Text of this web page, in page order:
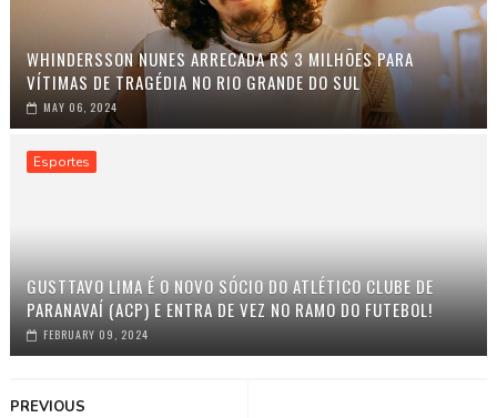
WHINDERSSON NUNES ARRECADA R$ 3 MILHÕES PARA
VÍTIMAS DE TRAGÉDIA NO RIO GRANDE DO SUL
MAY 06, 2024
Esportes
GUSTTAVO LIMA É O NOVO SÓCIO DO ATLÉTICO CLUBE DE
PARANAVAÍ (ACP) E ENTRA DE VEZ NO RAMO DO FUTEBOL!
FEBRUARY 09, 2024
PREVIOUS